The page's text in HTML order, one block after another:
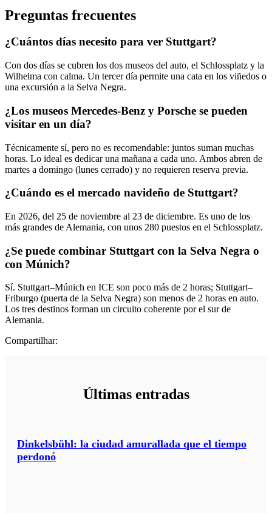
Preguntas frecuentes
¿Cuántos días necesito para ver Stuttgart?
Con dos días se cubren los dos museos del auto, el Schlossplatz y la
Wilhelma con calma. Un tercer día permite una cata en los viñedos o
una excursión a la Selva Negra.
¿Los museos Mercedes-Benz y Porsche se pueden
visitar en un día?
Técnicamente sí, pero no es recomendable: juntos suman muchas
horas. Lo ideal es dedicar una mañana a cada uno. Ambos abren de
martes a domingo (lunes cerrado) y no requieren reserva previa.
¿Cuándo es el mercado navideño de Stuttgart?
En 2026, del 25 de noviembre al 23 de diciembre. Es uno de los
más grandes de Alemania, con unos 280 puestos en el Schlossplatz.
¿Se puede combinar Stuttgart con la Selva Negra o
con Múnich?
Sí. Stuttgart–Múnich en ICE son poco más de 2 horas; Stuttgart–
Friburgo (puerta de la Selva Negra) son menos de 2 horas en auto.
Los tres destinos forman un circuito coherente por el sur de
Alemania.
Compartilhar:
Últimas entradas
Dinkelsbühl: la ciudad amurallada que el tiempo
perdonó